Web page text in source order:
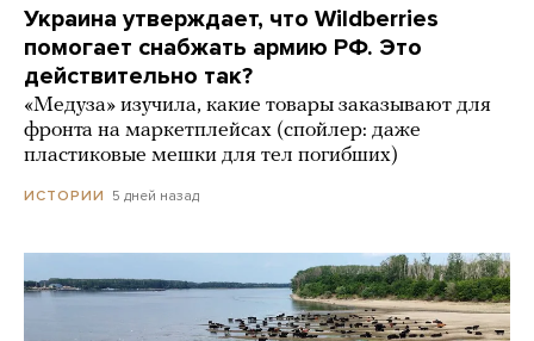
Украина утверждает, что Wildberries
помогает снабжать армию РФ. Это
действительно так?
«Медуза» изучила, какие товары заказывают для
фронта на маркетплейсах (спойлер: даже
пластиковые мешки для тел погибших)
ИСТОРИИ 5 дней назад